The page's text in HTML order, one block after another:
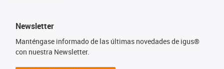
Newsletter
Manténgase informado de las últimas novedades de igus®
con nuestra Newsletter.